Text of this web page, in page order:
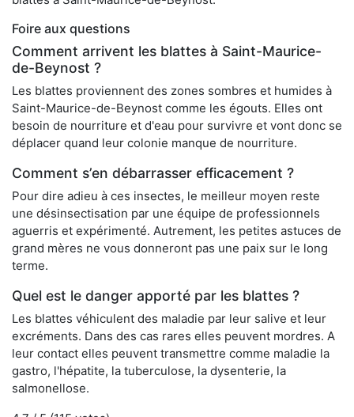
Foire aux questions
Comment arrivent les blattes à Saint-Maurice-
de-Beynost ?
Les blattes proviennent des zones sombres et humides à
Saint-Maurice-de-Beynost comme les égouts. Elles ont
besoin de nourriture et d'eau pour survivre et vont donc se
déplacer quand leur colonie manque de nourriture.
Comment s’en débarrasser efficacement ?
Pour dire adieu à ces insectes, le meilleur moyen reste
une désinsectisation par une équipe de professionnels
aguerris et expérimenté. Autrement, les petites astuces de
grand mères ne vous donneront pas une paix sur le long
terme.
Quel est le danger apporté par les blattes ?
Les blattes véhiculent des maladie par leur salive et leur
excréments. Dans des cas rares elles peuvent mordres. A
leur contact elles peuvent transmettre comme maladie la
gastro, l'hépatite, la tuberculose, la dysenterie, la
salmonellose.